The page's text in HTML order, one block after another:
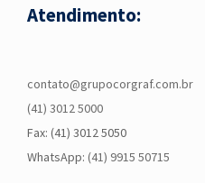
Atendimento:
contato@grupocorgraf.com.br
(41) 3012 5000
Fax: (41) 3012 5050
WhatsApp: (41) 9915 50715